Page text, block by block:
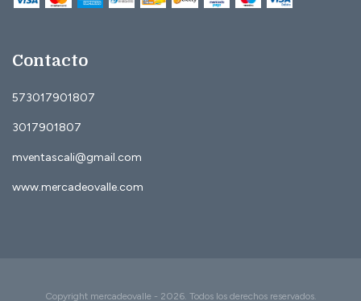
Contacto
573017901807
3017901807
mventascali@gmail.com
www.mercadeovalle.com
Copyright mercadeovalle - 2026. Todos los derechos reservados.